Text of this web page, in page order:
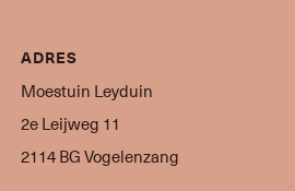
ADRES
Moestuin Leyduin
2e Leijweg 11
2114 BG Vogelenzang